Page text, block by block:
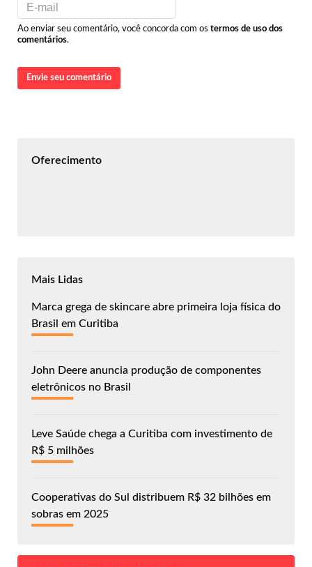
Ao enviar seu comentário, você concorda com os termos de uso dos
comentários.
Envie seu comentário
Oferecimento
Mais Lidas
Marca grega de skincare abre primeira loja física do
Brasil em Curitiba
John Deere anuncia produção de componentes
eletrônicos no Brasil
Leve Saúde chega a Curitiba com investimento de
R$ 5 milhões
Cooperativas do Sul distribuem R$ 32 bilhões em
sobras em 2025